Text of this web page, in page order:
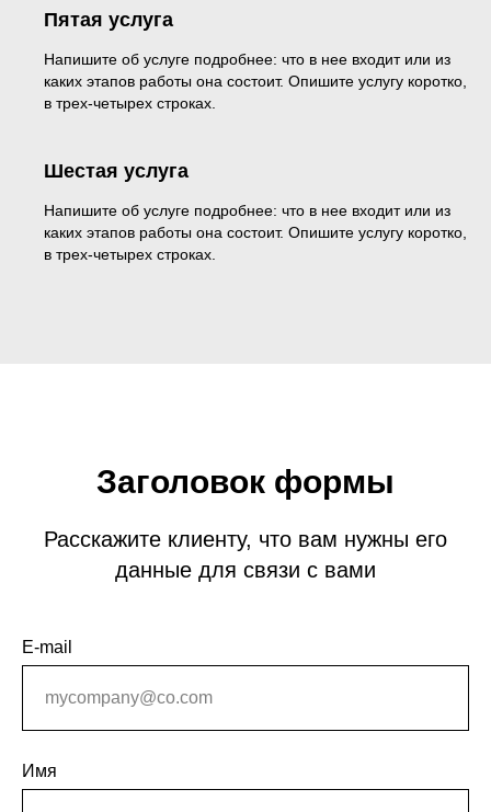
Пятая услуга
Напишите об услуге подробнее: что в нее входит или из
каких этапов работы она состоит. Опишите услугу коротко,
в трех-четырех строках.
Шестая услуга
Напишите об услуге подробнее: что в нее входит или из
каких этапов работы она состоит. Опишите услугу коротко,
в трех-четырех строках.
Заголовок формы
Расскажите клиенту, что вам нужны его
данные для связи с вами
E-mail
Имя